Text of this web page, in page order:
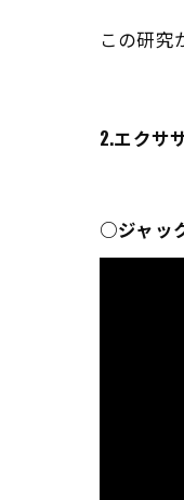
この研究
2.エクサ
○ジャッ